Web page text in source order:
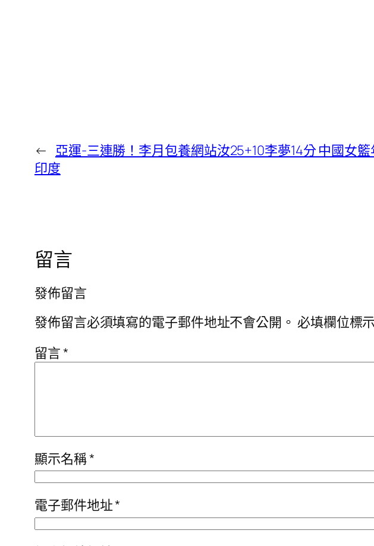
← 亞運-三連勝！李月包養網站汝25+10李夢14分 中國女
印度
留言
發佈留言
發佈留言必須填寫的電子郵件地址不會公開。 必填欄位標
留言*
顯示名稱*
電子郵件地址*